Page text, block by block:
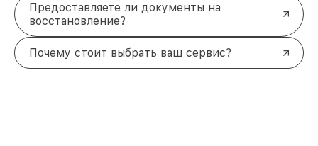
Предоставляете ли документы на
восстановление?
Почему стоит выбрать ваш сервис?